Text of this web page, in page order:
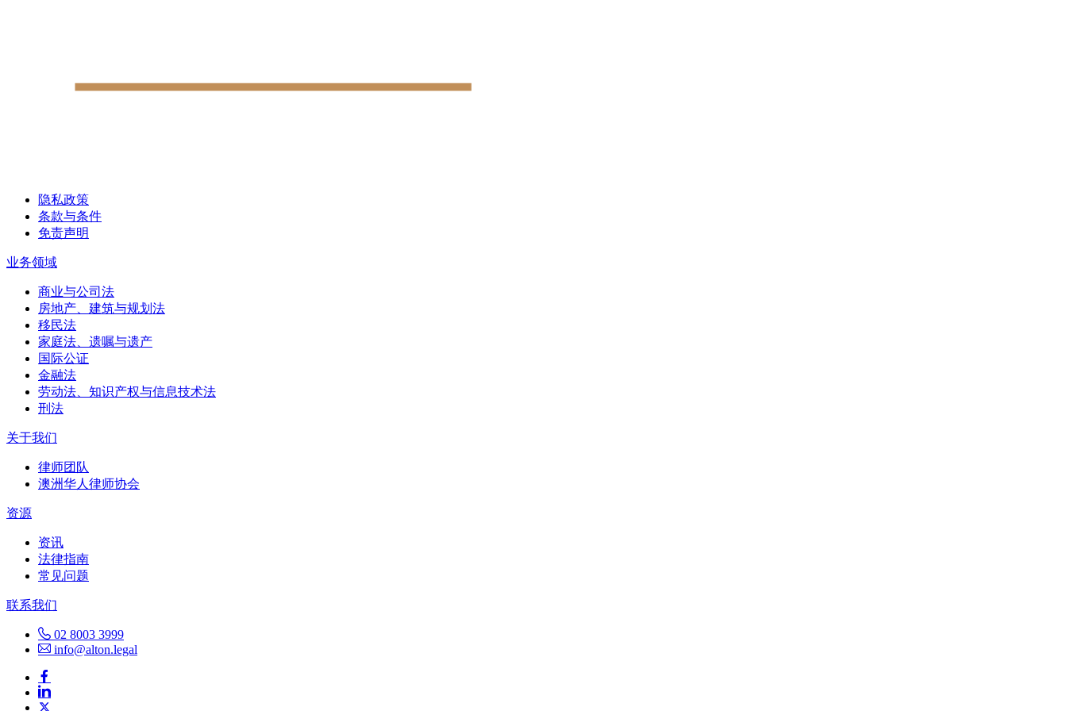
隐私政策
条款与条件
免责声明
业务领域
商业与公司法
房地产、建筑与规划法
移民法
家庭法、遗嘱与遗产
国际公证
金融法
劳动法、知识产权与信息技术法
刑法
关于我们
律师团队
澳洲华人律师协会
资源
资讯
法律指南
常见问题
联系我们
02 8003 3999
info@alton.legal